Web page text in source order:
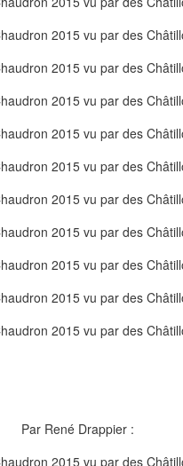
Par René Drappier :